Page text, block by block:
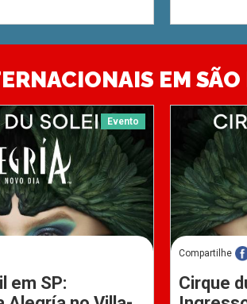
EM SÃO
Evento
em SP:
Compartilhe
Cirque